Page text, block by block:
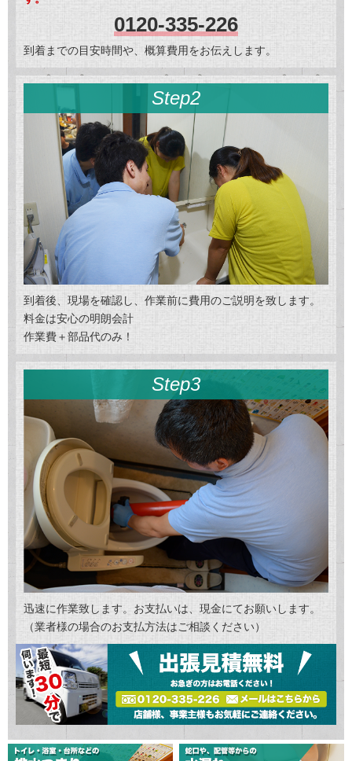
0120-335-226
到着までの目安時間や、概算費用をお伝えします。
Step2
到着後、現場を確認し、作業前に費用のご説明を致します。
料金は安心の明朗会計
作業費＋部品代のみ！
Step3
迅速に作業致します。お支払いは、現金にてお願いします。
（業者様の場合のお支払方法はご相談ください）